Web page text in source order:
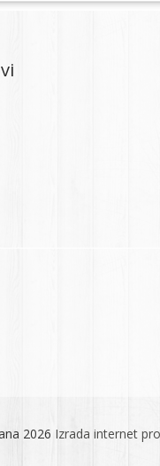
2026 Izrada internet